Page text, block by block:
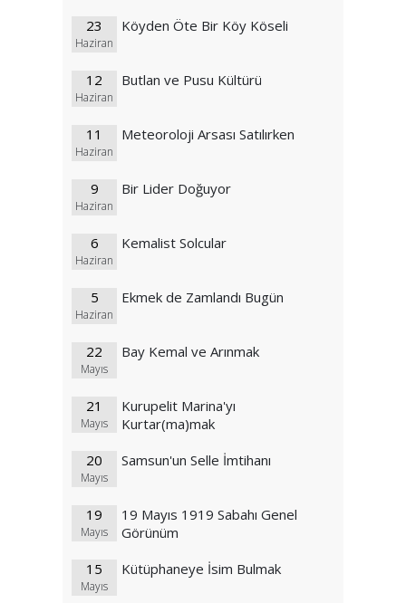
23
Haziran
Köyden Öte Bir Köy Köseli
12
Haziran
Butlan ve Pusu Kültürü
11
Haziran
Meteoroloji Arsası Satılırken
9
Haziran
Bir Lider Doğuyor
6
Haziran
Kemalist Solcular
5
Haziran
Ekmek de Zamlandı Bugün
22
Mayıs
Bay Kemal ve Arınmak
21
Mayıs
Kurupelit Marina'yı
Kurtar(ma)mak
20
Mayıs
Samsun'un Selle İmtihanı
19
Mayıs
19 Mayıs 1919 Sabahı Genel
Görünüm
15
Mayıs
Kütüphaneye İsim Bulmak